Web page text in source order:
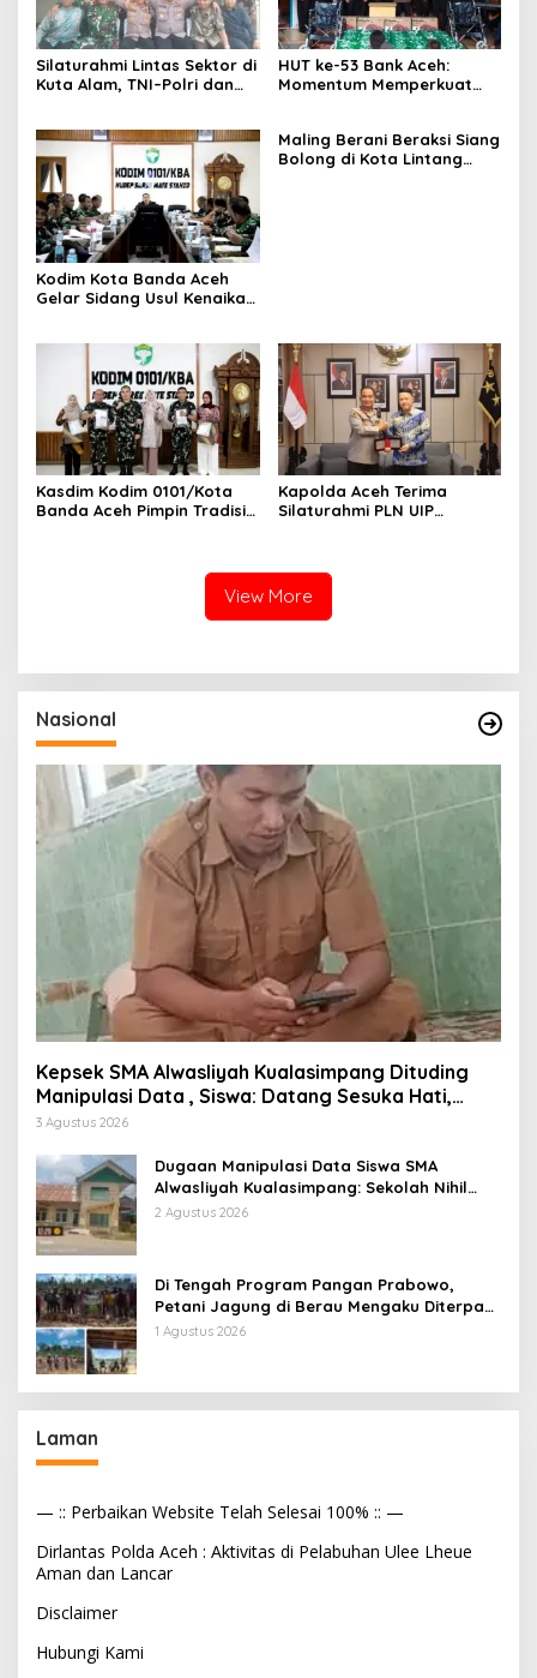
Silaturahmi Lintas Sektor di
Kuta Alam, TNI–Polri dan
HUT ke-53 Bank Aceh:
Momentum Memperkuat
Kodim Kota Banda Aceh
Gelar Sidang Usul Kenaikan
Maling Berani Beraksi Siang
Bolong di Kota Lintang
Kasdim Kodim 0101/Kota
Banda Aceh Pimpin Tradisi
Kapolda Aceh Terima
Silaturahmi PLN UIP
Infrastruktur
Ketenagalistrikan
View More
Nasional
Kepsek SMA Alwasliyah Kualasimpang Dituding
Manipulasi Data , Siswa: Datang Sesuka Hati,
Dana MBG Disalurkan ke Guru & Pesantren
3 Agustus 2026
Dugaan Manipulasi Data Siswa SMA
Alwasliyah Kualasimpang: Sekolah Nihil
Murid Tapi Terima Dana BOS & Paket
2 Agustus 2026
Di Tengah Program Pangan Prabowo,
Petani Jagung di Berau Mengaku Diterpa
Tekanan Aparat
1 Agustus 2026
Laman
— :: Perbaikan Website Telah Selesai 100% :: —
Dirlantas Polda Aceh : Aktivitas di Pelabuhan Ulee Lheue
Aman dan Lancar
Disclaimer
Hubungi Kami